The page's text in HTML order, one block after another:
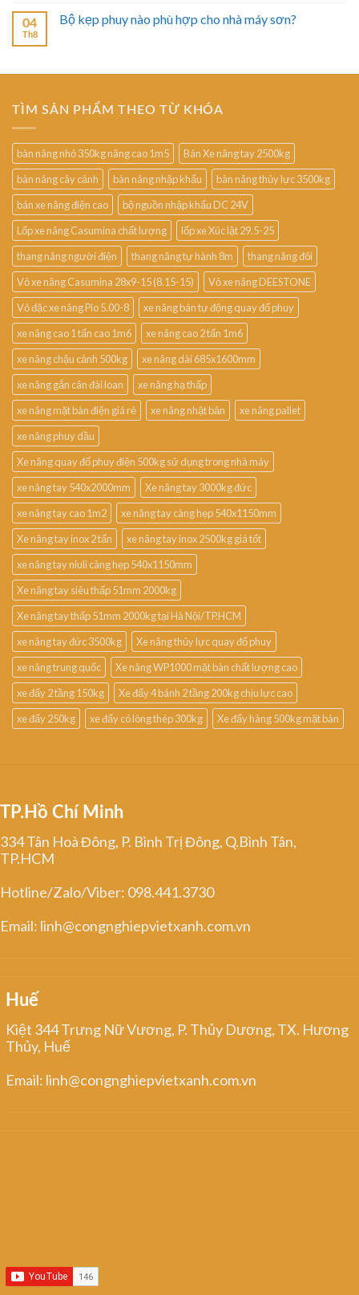
04
Th8
Bộ kẹp phuy nào phù hợp cho nhà máy sơn?
TÌM SẢN PHẨM THEO TỪ KHÓA
bàn nâng nhỏ 350kg nâng cao 1m5
Bán Xe nâng tay 2500kg
bàn nâng cây cảnh
bàn nâng nhập khẩu
bàn nâng thủy lực 3500kg
bán xe nâng điện cao
bộ nguồn nhập khẩu DC 24V
Lốp xe nâng Casumina chất lượng
lốp xe Xúc lật 29.5-25
thang nâng người điện
thang nâng tự hành 8m
thang nâng đôi
Vỏ xe nâng Casumina 28x9-15 (8.15-15)
Vỏ xe nâng DEESTONE
Vỏ đặc xe nâng Pio 5.00-8
xe nâng bán tự động quay đổ phuy
xe nâng cao 1 tấn cao 1m6
xe nâng cao 2 tấn 1m6
xe nâng chậu cảnh 500kg
xe nâng dài 685x1600mm
xe nâng gắn cân đài loan
xe nâng hạ thấp
xe nâng mặt bàn điện giá rẻ
xe nâng nhật bản
xe nâng pallet
xe nâng phuy dầu
Xe nâng quay đổ phuy điện 500kg sử dụng trong nhà máy
xe nâng tay 540x2000mm
Xe nâng tay 3000kg đức
xe nâng tay cao 1m2
xe nâng tay càng hẹp 540x1150mm
Xe nâng tay inox 2 tấn
xe nâng tay inox 2500kg giá tốt
xe nâng tay niuli càng hẹp 540x1150mm
Xe nâng tay siêu thấp 51mm 2000kg
Xe nâng tay thấp 51mm 2000kg tại Hà Nội/TP.HCM
xe nâng tay đức 3500kg
Xe nâng thủy lực quay đổ phuy
xe nâng trung quốc
Xe nâng WP1000 mặt bàn chất lượng cao
xe đẩy 2 tầng 150kg
Xe đẩy 4 bánh 2 tầng 200kg chịu lực cao
xe đẩy 250kg
xe đẩy có lòng thép 300kg Xe đẩy hàng 500kg mặt bàn
TP.Hồ Chí Minh
334 Tân Hoà Đông, P. Bình Trị Đông, Q.Bình Tân,
TP.HCM
Hotline/Zalo/Viber: 098.441.3730
Email: linh@congnghiepvietxanh.com.vn
Huế
Kiệt 344 Trưng Nữ Vương, P. Thủy Dương, TX. Hương
Thủy, Huế
Email: linh@congnghiepvietxanh.com.vn